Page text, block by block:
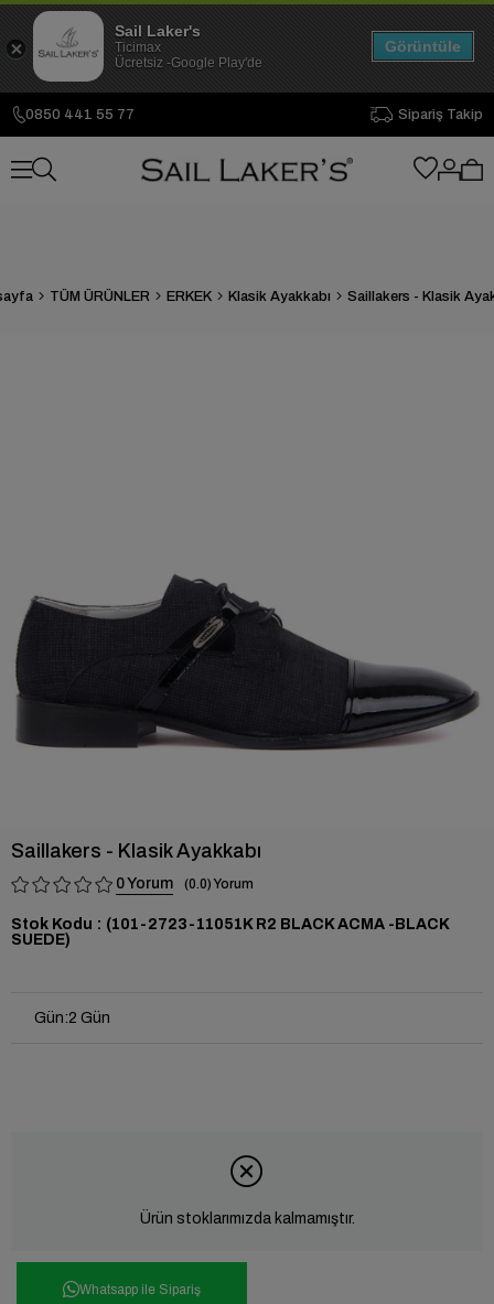
0850 441 55 77 Sipariş Takip
TÜM ÜRÜNLER ERKEK Klasik Ayakkabı Saillakers - Klasik
Saillakers - Klasik Ayakkabı
0 0.0
Stok Kodu
(101-2723-11051K R2 BLACK ACMA -BLACK
SUEDE)
Gün:2 Gün
Ürün stoklarımızda kalmamıştır.
Whatsapp ile Sipariş
Sail Laker's
Ticimax
Ücretsiz -Google Play'de
Görüntüle